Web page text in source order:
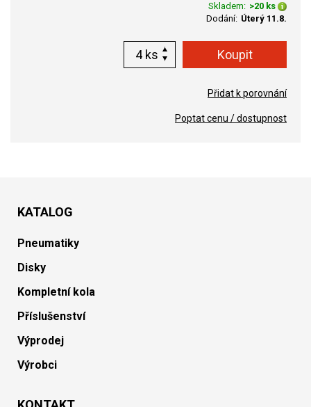
Skladem: >20 ks
Dodání: Úterý 11.8.
ks
Přidat k porovnání
Poptat cenu / dostupnost
KATALOG
Pneumatiky
Disky
Kompletní kola
Příslušenství
Výprodej
Výrobci